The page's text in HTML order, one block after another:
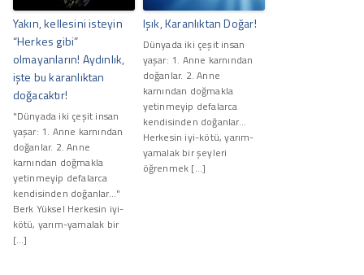
Yakın, kellesini isteyin
“Herkes gibi”
olmayanların! Aydınlık,
işte bu karanlıktan
doğacaktır!
"Dünyada iki çeşit insan
yaşar: 1. Anne karnından
doğanlar. 2. Anne
karnından doğmakla
yetinmeyip defalarca
kendisinden doğanlar…"
Berk Yüksel Herkesin iyi-
kötü, yarım-yamalak bir
[…]
Işık, Karanlıktan Doğar!
Dünyada iki çeşit insan
yaşar: 1. Anne karnından
doğanlar. 2. Anne
karnından doğmakla
yetinmeyip defalarca
kendisinden doğanlar…
Herkesin iyi-kötü, yarım-
yamalak bir şeyleri
öğrenmek […]